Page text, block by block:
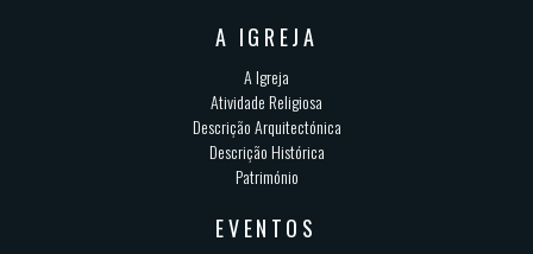
A IGREJA
A Igreja
Atividade Religiosa
Descrição Arquitectónica
Descrição Histórica
Património
EVENTOS